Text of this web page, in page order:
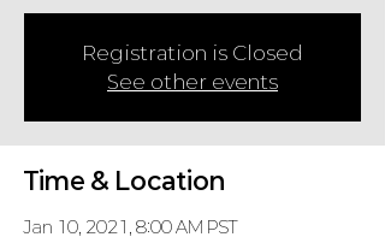
Registration is Closed
See other events
Time & Location
Jan 10, 2021, 8:00 AM PST